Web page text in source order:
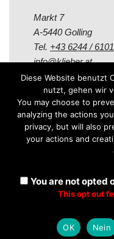
Markt 7
A-5440 Golling
Tel. +43 6244 / 6101
info@klieber.at
Öffungszeiten
Montag - Freitag:
08.00 - 12.00 Uhr
08.30 - 12.30 Uhr
| Präsentiert von
Diese Website benutzt
nutzt, gehen wir
You may choose to
analyzing the actions
privacy, but will also
your actions and
You are not opted
This opt out
OK Nein